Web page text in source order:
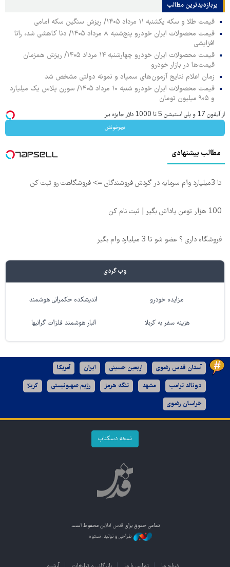
پربازدیدترین‌ مطالب
قیمت طلا و سکه یکشنبه ۱۱ مرداد ۱۴۰۵/ ریزش سنگین سکه امامی
قیمت محصولات ایران خودرو پنج‌شنبه ۸ مرداد ۱۴۰۵/ دنا کاهشی شد، رانا
افزایشی
قیمت محصولات ایران خودرو چهارشنبه ۱۴ مرداد ۱۴۰۵/ ریزش همزمان
قیمت‌ها در بازار خودرو
زمان اعلام نتایج آزمون‌های سمپاد و نمونه دولتی مشخص شد
قیمت محصولات ایران خودرو شنبه ۱۰ مرداد ۱۴۰۵/ سورن پلاس یک میلیارد
و ۹۰۵ میلیون تومان
از آیفون 17 و پلی استیشن 5 تا 1000 دلار جایزه ببر
بچرخونش
مطالب پیشنهادی
تا 3میلیارد وام سرمایه در گردش فروشندگان => فروشگاهت رو ثبت کن
100 هزار تومن پاداش بگیر | ثبت نام کن
فروشگاه داری ؟ عضو شو تا 3 میلیارد وام بگیر
وب گردی
مزایده خودرو اندیشکده حکمرانی هوشمند
هزینه سفر به کربلا انبار هوشمند فلزات گرانبها
آستان قدس رضوی اربعین حسینی ایران آمریکا
دونالد ترامپ مشهد تنگه هرمز رژیم صهیونیستی کربلا
خراسان رضوی
نسخه دسکتاپ
تمامی حقوق برای قدس آنلاین محفوظ است.
طراحی و تولید: نستوه